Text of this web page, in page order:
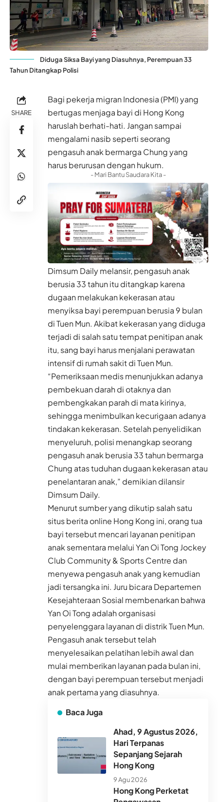
Diduga Siksa Bayi yang Diasuhnya, Perempuan 33
Tahun Ditangkap Polisi
SHARE
Bagi pekerja migran Indonesia (PMI) yang
bertugas menjaga bayi di Hong Kong
haruslah berhati-hati. Jangan sampai
mengalami nasib seperti seorang
pengasuh anak bermarga Chung yang
harus berurusan dengan hukum.
- Mari Bantu Saudara Kita -
Dimsum Daily melansir, pengasuh anak
berusia 33 tahun itu ditangkap karena
dugaan melakukan kekerasan atau
menyiksa bayi perempuan berusia 9 bulan
di Tuen Mun. Akibat kekerasan yang diduga
terjadi di salah satu tempat penitipan anak
itu, sang bayi harus menjalani perawatan
intensif di rumah sakit di Tuen Mun.
“Pemeriksaan medis menunjukkan adanya
pembekuan darah di otaknya dan
pembengkakan parah di mata kirinya,
sehingga menimbulkan kecurigaan adanya
tindakan kekerasan. Setelah penyelidikan
menyeluruh, polisi menangkap seorang
pengasuh anak berusia 33 tahun bermarga
Chung atas tuduhan dugaan kekerasan atau
penelantaran anak,” demikian dilansir
Dimsum Daily.
Menurut sumber yang dikutip salah satu
situs berita online Hong Kong ini, orang tua
bayi tersebut mencari layanan penitipan
anak sementara melalui Yan Oi Tong Jockey
Club Community & Sports Centre dan
menyewa pengasuh anak yang kemudian
jadi tersangka ini. Juru bicara Departemen
Kesejahteraan Sosial membenarkan bahwa
Yan Oi Tong adalah organisasi
penyelenggara layanan di distrik Tuen Mun.
Pengasuh anak tersebut telah
menyelesaikan pelatihan lebih awal dan
mulai memberikan layanan pada bulan ini,
dengan bayi perempuan tersebut menjadi
anak pertama yang diasuhnya.
Baca Juga
Ahad, 9 Agustus 2026,
Hari Terpanas
Sepanjang Sejarah
Hong Kong
9 Agu 2026
Hong Kong Perketat